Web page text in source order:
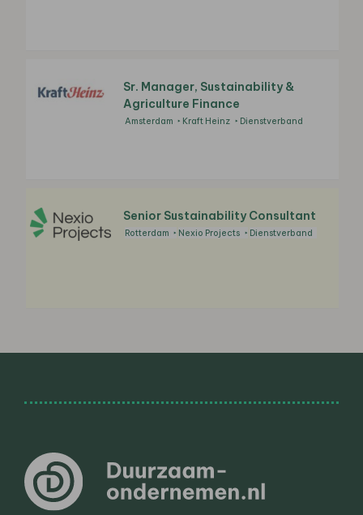
Sr. Manager, Sustainability &
Agriculture Finance
Amsterdam Kraft Heinz Dienstverband
Senior Sustainability Consultant
Rotterdam Nexio Projects Dienstverband